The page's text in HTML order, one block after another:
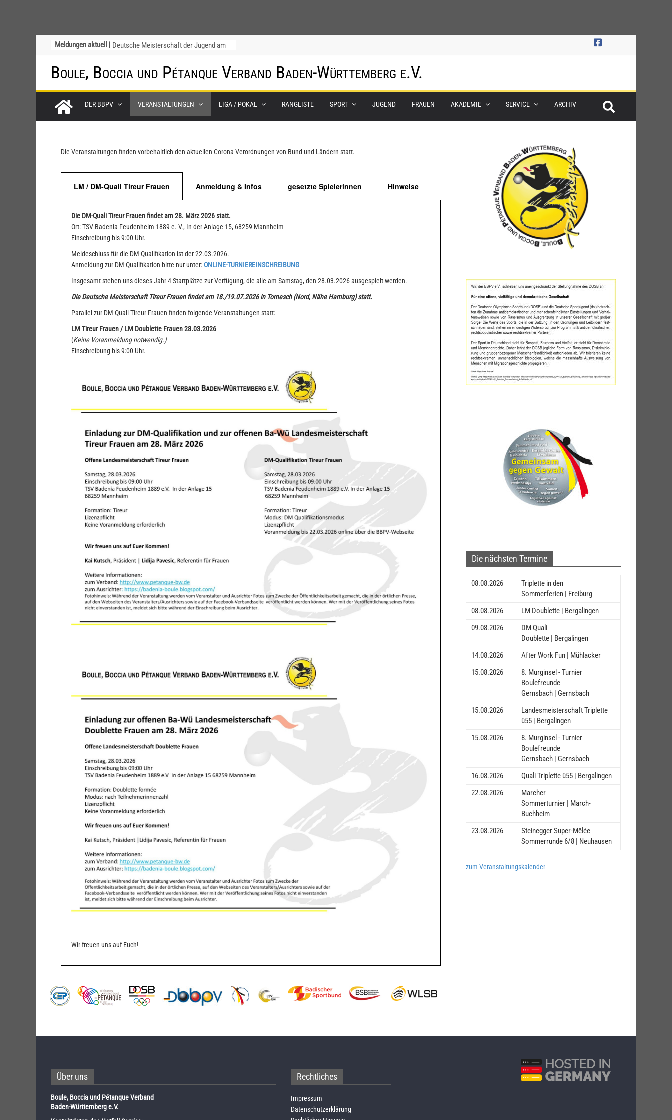
Meldungen aktuell |
Ligapokal Mittelbaden
Deutsche Meisterschaft der Jugend am
Einladung zur Jugendvollversammlung
am 20.09.2026
Chinesische Austauschüler*innen im 10.
Boule, Boccia und Pétanque Verband Baden-Württemberg e.V.
DER BBPV VERANSTALTUNGEN LIGA / POKAL RANGLISTE SPORT JUGEND FRAUEN AKADEMIE SERVICE ARCHIV
Die Veranstaltungen finden vorbehaltlich den aktuellen Corona-Verordnungen von Bund und Ländern statt.
LM / DM-Quali Tireur Frauen Anmeldung & Infos gesetzte Spielerinnen Hinweise
Die DM-Quali Tireur Frauen findet am 28. März 2026 statt.
Ort: TSV Badenia Feudenheim 1889 e. V., In der Anlage 15, 68259 Mannheim
Einschreibung bis 9:00 Uhr.
Meldeschluss für die DM-Qualifikation ist der 22.03.2026.
Anmeldung zur DM-Qualifikation bitte nur unter:ONLINE-TURNIEREINSCHREIBUNG
Insgesamt stehen uns dieses Jahr 4 Startplätze zur Verfügung, die alle am Samstag, den 28.03.2026 ausgespielt werden.
Die Deutsche Meisterschaft Tireur Frauen findet am 18./19.07.2026 in Tornesch (Nord, Nähe Hamburg) statt.
Parallel zur DM-Quali Tireur Frauen finden folgende Veranstaltungen statt:
LM Tireur Frauen / LM Doublette Frauen28.03.2026
(Keine Voranmeldung notwendig.)
Einschreibung bis 9:00 Uhr.
Wir freuen uns auf Euch!
Die nächsten Termine
08.08.2026
Triplette in den
Sommerferien | Freiburg
08.08.2026
LM Doublette | Bergalingen
09.08.2026
DM Quali
Doublette | Bergalingen
14.08.2026
After Work Fun | Mühlacker
15.08.2026
8. Murginsel - Turnier
Boulefreunde
Gernsbach | Gernsbach
15.08.2026
Landesmeisterschaft Triplette
ü55 | Bergalingen
15.08.2026
8. Murginsel - Turnier
Boulefreunde
Gernsbach | Gernsbach
16.08.2026
Quali Triplette ü55 | Bergalingen
22.08.2026
Marcher
Sommerturnier | March-
Buchheim
23.08.2026
Steinegger Super-Mêlée
Sommerrunde 6/8 | Neuhausen
zum Veranstaltungskalender
Über uns
Boule, Boccia und Pétanque Verband
Baden-Württemberg e.V.
Rechtliches
Impressum
Datenschutzerklärung